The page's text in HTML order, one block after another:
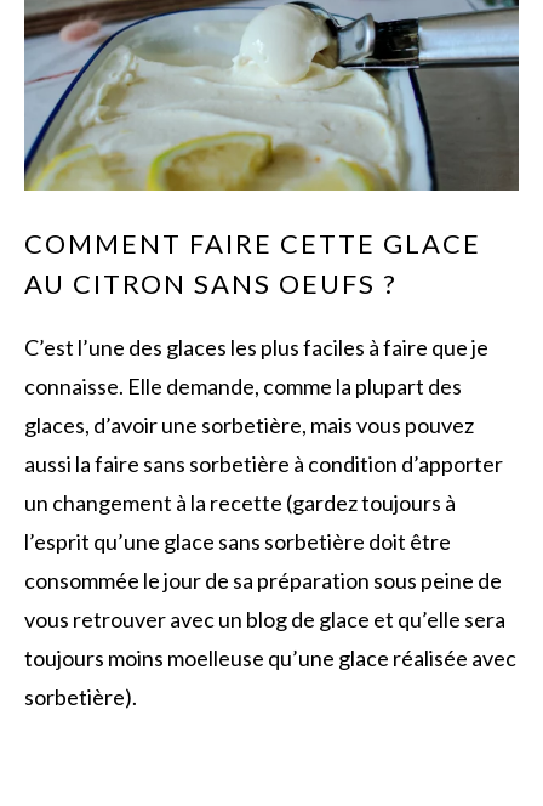
COMMENT FAIRE CETTE GLACE
AU CITRON SANS OEUFS ?
C’est l’une des glaces les plus faciles à faire que je
connaisse. Elle demande, comme la plupart des
glaces, d’avoir une sorbetière, mais vous pouvez
aussi la faire sans sorbetière à condition d’apporter
un changement à la recette (gardez toujours à
l’esprit qu’une glace sans sorbetière doit être
consommée le jour de sa préparation sous peine de
vous retrouver avec un blog de glace et qu’elle sera
toujours moins moelleuse qu’une glace réalisée avec
sorbetière).